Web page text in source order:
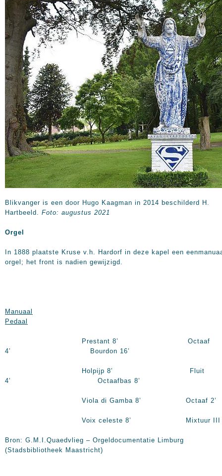
Blikvanger is een door Hugo Kaagman in 2014 beschilderd H.
Hartbeeld. Foto: augustus 2021
Orgel
In 1888 plaatste Kruse v.h. Hardorf in deze kapel een
orgel; het front is nadien gewijzigd.
Manuaal
Pedaal
Prestant 8’ Octaaf
4’ Bourdon 16’
Holpijp 8’ Fluit
4’ Octaafbas 8’
Viola di Gamba 8’ Octaaf 2’
Voix celeste 8’ Mixtuur III
Bron: G.M.I.Quaedvlieg – Orgeldocumentatie Limburg
(Stadsbibliotheek Maastricht)